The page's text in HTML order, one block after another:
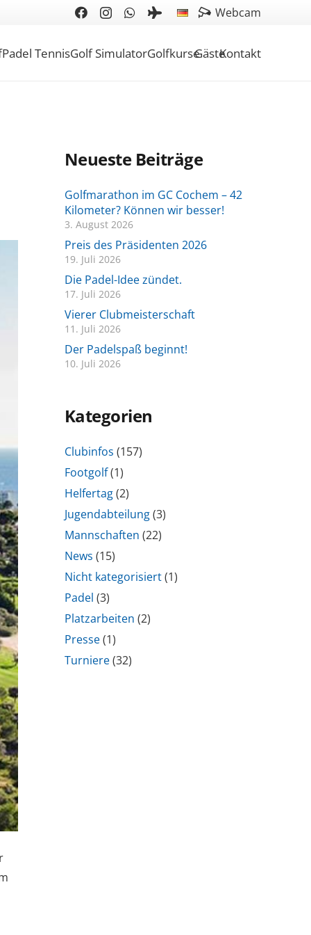
Webcam
Padel TennisGolf SimulatorGolfkurseGästeKontakt
Neueste Beiträge
Golfmarathon im GC Cochem – 42
Kilometer? Können wir besser!
3. August 2026
Preis des Präsidenten 2026
19. Juli 2026
Die Padel-Idee zündet.
17. Juli 2026
Vierer Clubmeisterschaft
11. Juli 2026
Der Padelspaß beginnt!
10. Juli 2026
Kategorien
Clubinfos (157)
Footgolf(1)
Helfertag(2)
Jugendabteilung(3)
Mannschaften (22)
News (15)
Nicht kategorisiert(1)
Padel (3)
Platzarbeiten (2)
Presse(1)
Turniere(32)